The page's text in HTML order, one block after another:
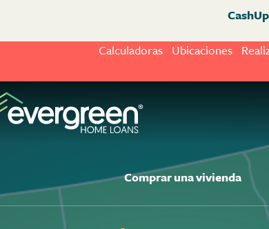
Calculadoras Ubicaciones
Comprar una vivienda